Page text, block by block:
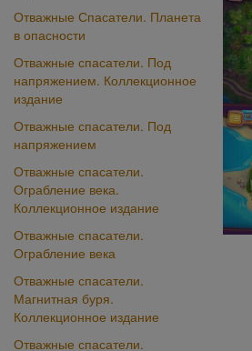
Отважные Спасатели. Планета
в опасности
Отважные спасатели. Под
напряжением. Коллекционное
издание
Отважные спасатели. Под
напряжением
Отважные спасатели.
Ограбление века.
Коллекционное издание
Отважные спасатели.
Ограбление века
Отважные спасатели.
Магнитная буря.
Коллекционное издание
Отважные спасатели.